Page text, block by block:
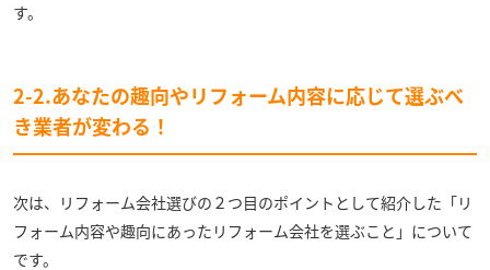
す。
2-2.あなたの趣向やリフォーム内容に応じて選ぶべ
き業者が変わる！
次は、リフォーム会社選びの２つ目のポイントとして紹介した「リ
フォーム内容や趣向にあったリフォーム会社を選ぶこと」について
です。